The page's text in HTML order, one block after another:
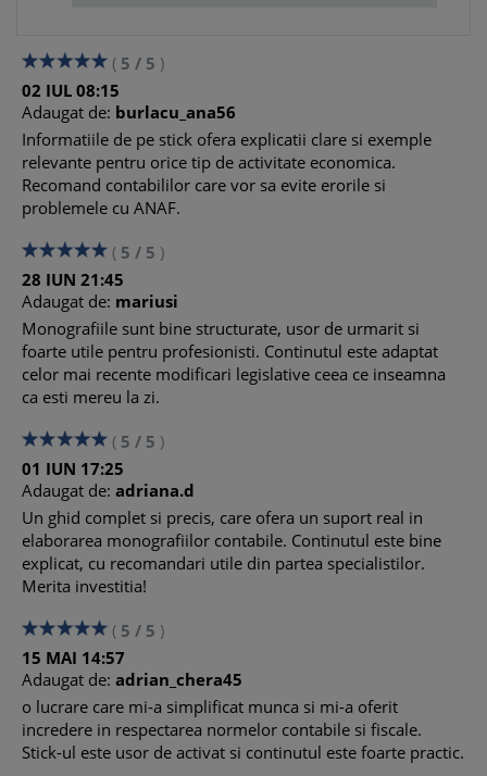
( 5 / 5 )
02 IUL 08:15
Adaugat de: burlacu_ana56
Informatiile de pe stick ofera explicatii clare si exemple
relevante pentru orice tip de activitate economica.
Recomand contabililor care vor sa evite erorile si
problemele cu ANAF.
( 5 / 5 )
28 IUN 21:45
Adaugat de: mariusi
Monografiile sunt bine structurate, usor de urmarit si
foarte utile pentru profesionisti. Continutul este adaptat
celor mai recente modificari legislative ceea ce inseamna
ca esti mereu la zi.
( 5 / 5 )
01 IUN 17:25
Adaugat de: adriana.d
Un ghid complet si precis, care ofera un suport real in
elaborarea monografiilor contabile. Continutul este bine
explicat, cu recomandari utile din partea specialistilor.
Merita investitia!
( 5 / 5 )
15 MAI 14:57
Adaugat de: adrian_chera45
o lucrare care mi-a simplificat munca si mi-a oferit
incredere in respectarea normelor contabile si fiscale.
Stick-ul este usor de activat si continutul este foarte practic.